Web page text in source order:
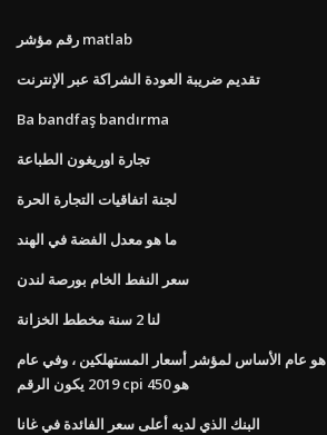
رقم مؤشر matlab
تقديم ضريبة العودة الشراكة عبر الإنترنت
Ba bandfaş bandırma
تجارة اوريغون الطباعة
لجنة اتفاقيات التجارة الحرة
ما هو معدل الفضة في الهند
سعر النفط الخام بورصة لندن
لنا 2 سنة مخطط الخزانة
لنفترض أن عام 1982 هو عام الأساس لمؤشر أسعار المستهلكين ، وفي عام
2019 يكون الرقم cpi هو 450
البنك الذي لديه أعلى سعر الفائدة في غانا